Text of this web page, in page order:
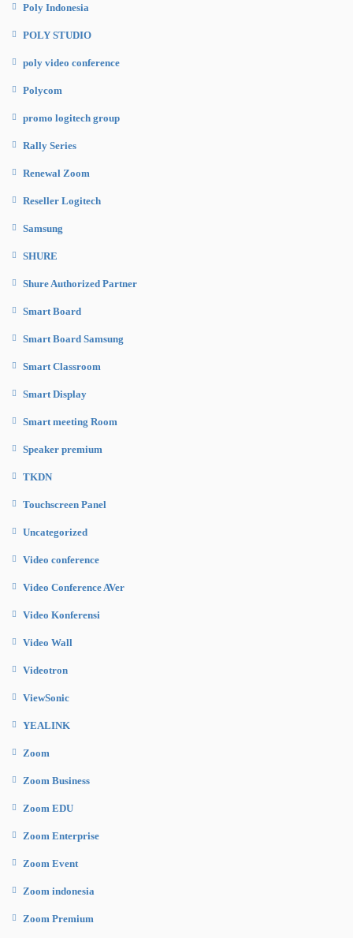
Poly Indonesia
POLY STUDIO
poly video conference
Polycom
promo logitech group
Rally Series
Renewal Zoom
Reseller Logitech
Samsung
SHURE
Shure Authorized Partner
Smart Board
Smart Board Samsung
Smart Classroom
Smart Display
Smart meeting Room
Speaker premium
TKDN
Touchscreen Panel
Uncategorized
Video conference
Video Conference AVer
Video Konferensi
Video Wall
Videotron
ViewSonic
YEALINK
Zoom
Zoom Business
Zoom EDU
Zoom Enterprise
Zoom Event
Zoom indonesia
Zoom Premium